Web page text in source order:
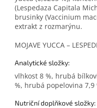
(Lespedaza Capitala
brusinky (Vaccinium
extrakt z rozmarýnu.
MOJAVE YUCCA –
Analytické složky:
vlhkost 8 %, hrubá
%, hrubá popelovina
Nutriční doplňkové složky: